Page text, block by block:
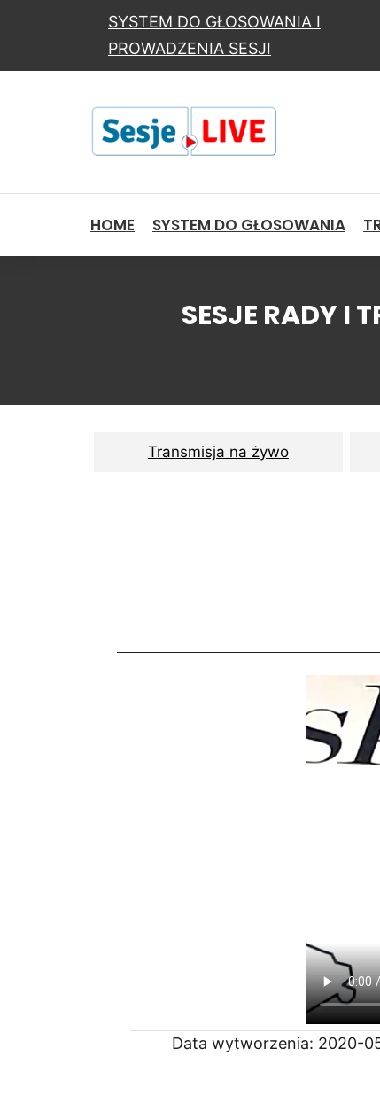
SYSTEM DO GŁOSOWANIA I
PROWADZENIA SESJI
HOME SYSTEM DO GŁOSOWANIA
SESJE RADY I
Transmisja na żywo
Data wytworzenia: 2020-